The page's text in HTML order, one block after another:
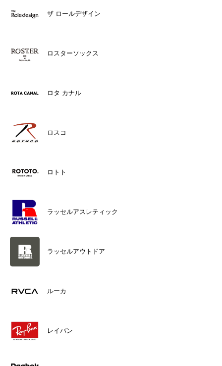
ザ ロールデザイン
ロスターソックス
ロタ カナル
ロスコ
ロトト
ラッセルアスレティック
ラッセルアウトドア
ルーカ
レイバン